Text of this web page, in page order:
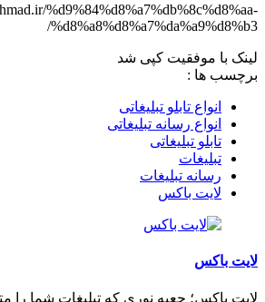
%d9%84%d8%a7%db%8c%d8%aa-
%d8%a8%d8%a7%da%a9%d8%b3/
لینک با موفقیت کپی شد
برچسب‌ ها :
انواع تابلو تبلیغاتی
انواع رسانه تبلیغاتی
تابلو تبلیغاتی
تبلیغات
رسانه تبلیغات
لایت باکس
لایت باکس
لایت باکس؛ جعبه نوری که تبلیغات شما را